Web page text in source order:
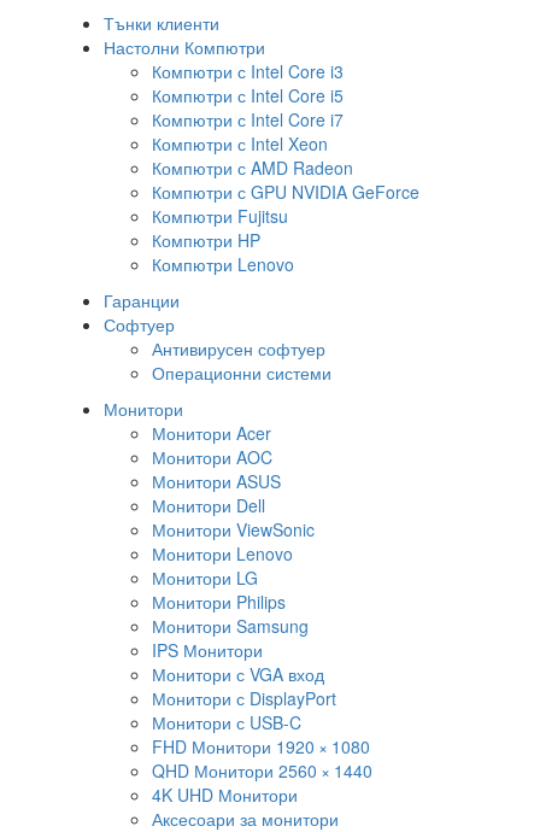
Тънки клиенти
Настолни Компютри
Компютри с Intel Core i3
Компютри с Intel Core i5
Компютри с Intel Core i7
Компютри с Intel Xeon
Компютри с AMD Radeon
Компютри с GPU NVIDIA GeForce
Компютри Fujitsu
Компютри HP
Компютри Lenovo
Гаранции
Софтуер
Антивирусен софтуер
Операционни системи
Монитори
Монитори Acer
Монитори AOC
Монитори ASUS
Монитори Dell
Монитори ViewSonic
Монитори Lenovo
Монитори LG
Монитори Philips
Монитори Samsung
IPS Монитори
Монитори с VGA вход
Монитори с DisplayPort
Монитори с USB-C
FHD Монитори 1920 × 1080
QHD Монитори 2560 × 1440
4K UHD Монитори
Аксесоари за монитори